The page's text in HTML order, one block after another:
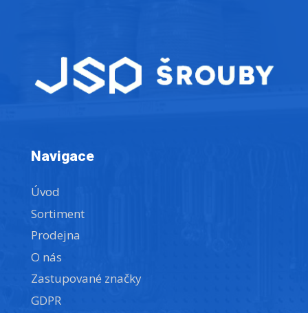
Navigace
Úvod
Sortiment
Prodejna
O nás
Zastupované značky
GDPR